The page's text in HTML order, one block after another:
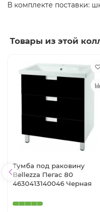
В комплекте поставки:
Товары из этой
Тумба под раковину
Bellezza Пегас 80
4630413140046 Черная